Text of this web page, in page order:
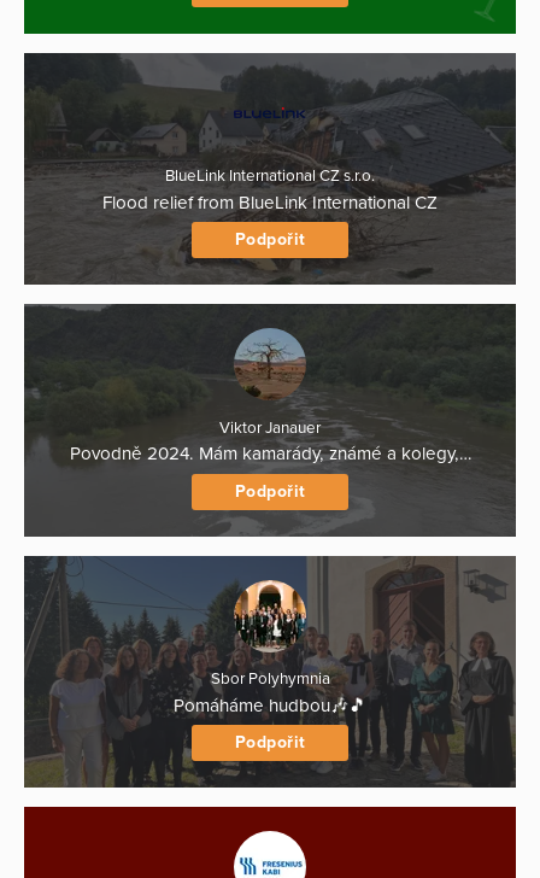
BlueLink International CZ s.r.o.
Flood relief from BlueLink International CZ
Podpořit
Viktor Janauer
Povodně 2024. Mám kamarády, známé a kolegy,…
Podpořit
Sbor Polyhymnia
Pomáháme hudbou🎶🎵
Podpořit